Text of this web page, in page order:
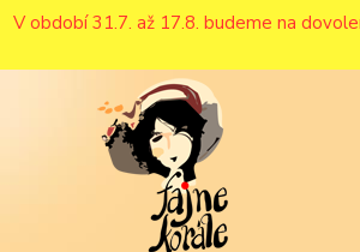
V období 31.7. až 17.8. budeme na